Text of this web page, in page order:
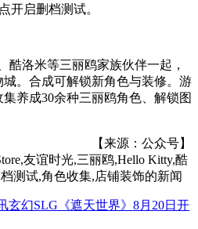
开启删档测试。
酷洛米等三丽鸥家族伙伴一起，
。合成可解锁新角色与装修。游
养成30余种三丽鸥角色、解锁图
【来源：公众号】
友谊时光,三丽鸥,Hello Kitty,酷
测试,角色收集,店铺装饰的新闻
玄幻SLG《遮天世界》8月20日开